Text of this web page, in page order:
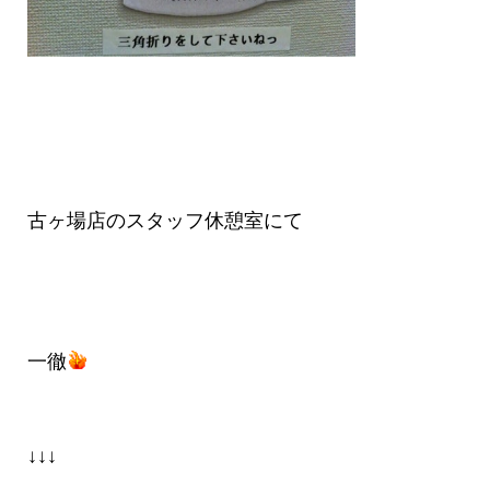
古ヶ場店のスタッフ休憩室にて
一徹
↓↓↓